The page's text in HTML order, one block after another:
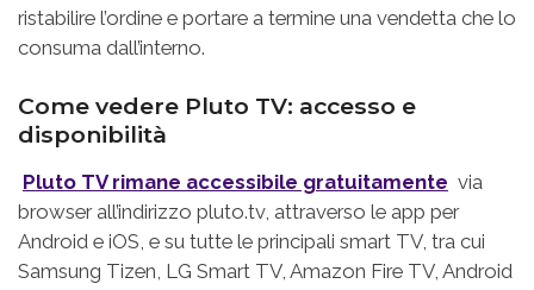
ristabilire l’ordine e portare a termine una vendetta che lo
consuma dall’interno.
Come vedere Pluto TV: accesso e
disponibilità
Pluto TV rimane accessibile gratuitamente via
browser all’indirizzo pluto.tv, attraverso le app per
Android e iOS, e su tutte le principali smart TV, tra cui
Samsung Tizen, LG Smart TV, Amazon Fire TV, Android